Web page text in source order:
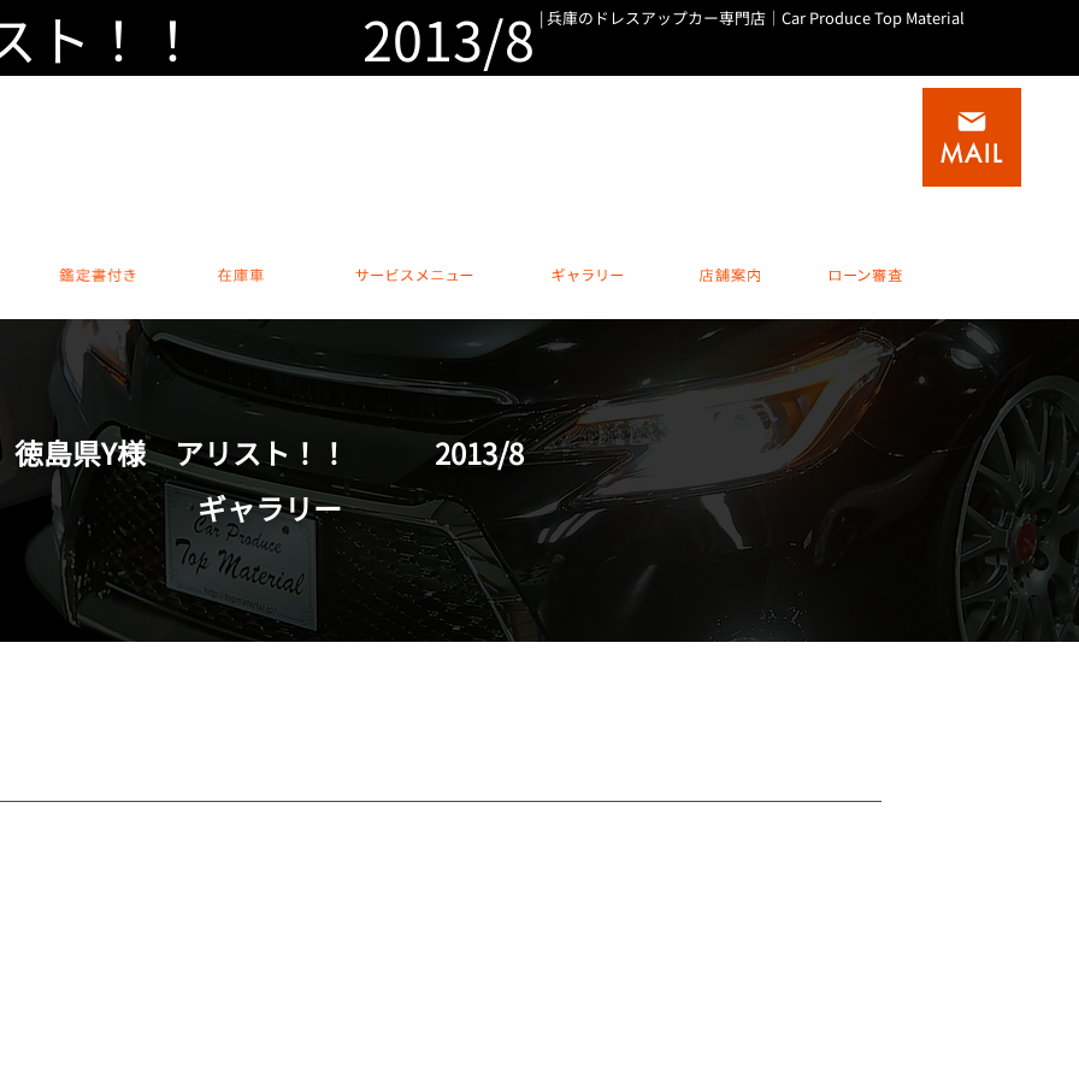
MAIL
スト！！ 2013/8 | 兵庫のドレスアップカー専門店｜Car Produce Top Material
徳島県Y様 アリスト！！ 2013/8
ギャラリー